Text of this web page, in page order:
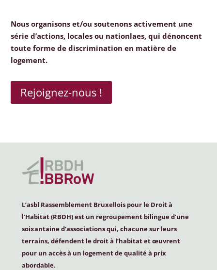
Nous organisons et/ou soutenons activement une
série d’actions, locales ou nationlaes, qui dénoncent
toute forme de discrimination en matière de
logement.
Rejoignez-nous !
L’asbl Rassemblement Bruxellois pour le Droit à
l’Habitat (RBDH) est un regroupement bilingue d’une
soixantaine d’associations qui, chacune sur leurs
terrains, défendent le droit à l’habitat et œuvrent
pour un accès à un logement de qualité à prix
abordable.